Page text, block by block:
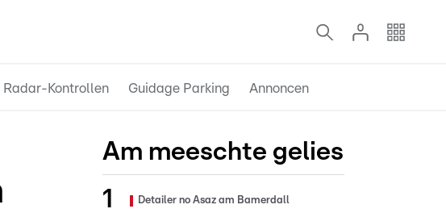
Radar-Kontrollen Guidage Parking Annoncen
Am meeschte gelies
Detailer no Asaz am Bamerdall